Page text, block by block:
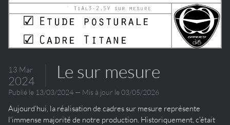
13 Mar
2024 Le sur mesure
Publié le 13/03/2024 — Mis à jour le 03/05/2026
Aujourd’hui, la réalisation de cadres sur mesure représente
l'immense majorité de notre production. Historiquement, c'était